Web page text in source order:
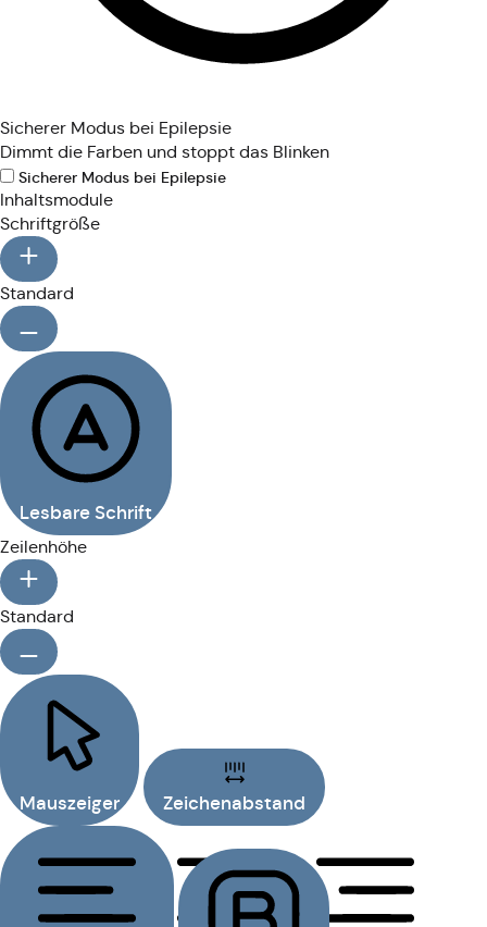
Sicherer Modus bei Epilepsie
Dimmt die Farben und stoppt das Blinken
Sicherer Modus bei Epilepsie
Inhaltsmodule
Schriftgröße
Standard
Lesbare Schrift
Zeilenhöhe
Standard
Mauszeiger Zeichenabstand